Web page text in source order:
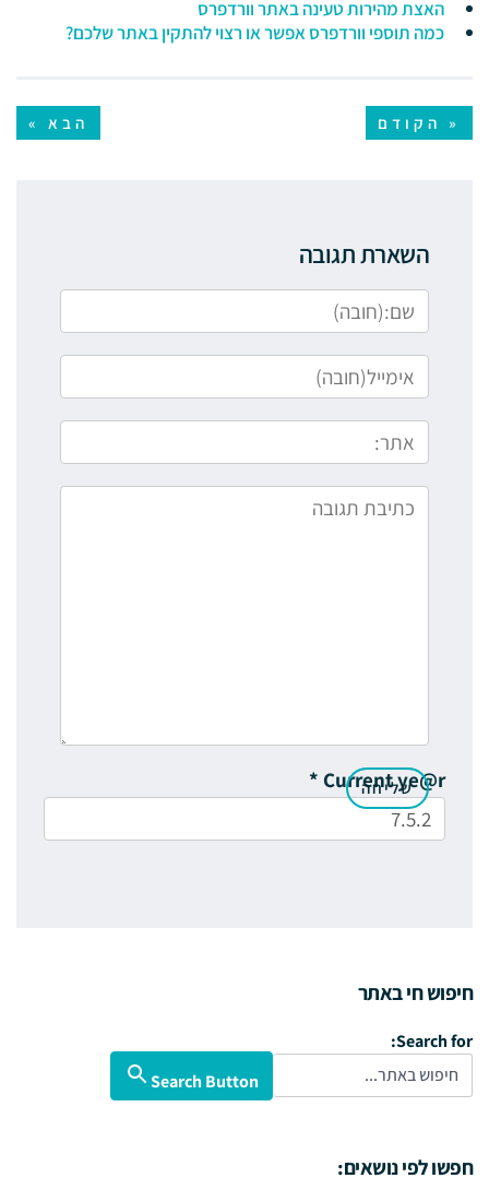
האצת מהירות טעינה באתר וורדפרס
כמה תוספי וורדפרס אפשר או רצוי להתקין באתר שלכם?
« הקודם הבא »
השארת תגובה
Current ye@r
*
חיפוש חי באתר
Search for:
Search Button
חפשו לפי נושאים: